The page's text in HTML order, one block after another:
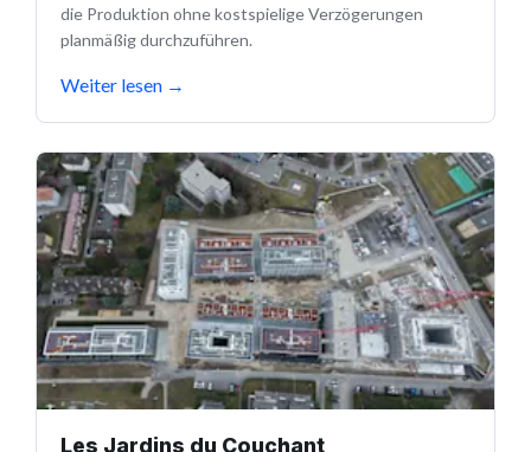
die Produktion ohne kostspielige Verzögerungen
planmäßig durchzuführen.
Weiter lesen →
Les Jardins du Couchant